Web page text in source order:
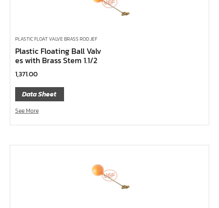
บ๊อกข้ออ่อน 1/4"
ไขควงตอก
ไขควงข้อต่อ
ไขควงท๊อกซ์,ไขควงท๊อกซ์มีรู
ไขควงหัวบ๊อกซ์
PLASTIC FLOAT VALVE BRASS ROD JEF
Plastic Floating Ball Valv
es with Brass Stem 1.1/2
1,371.00
Data Sheet
See More